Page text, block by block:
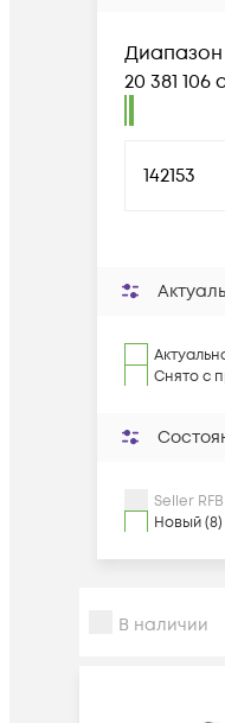
Диапазон
20 381 106
Снято с
Seller
Новый (8)
В наличии